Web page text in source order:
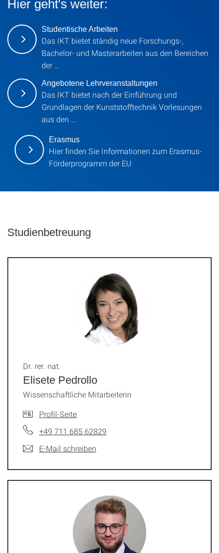
Hier geht's weiter:
Studentische Arbeiten
Das IKT bietet ständig neue Forschungs-,
Bachelor- und Masterarbeiten aus den Bereichen
der …
Angebotene Lehrveranstaltungen
Das IKT bietet nach der Einführung und
Grundlagen der Kunststofftechnik Vorlesungen
aus den …
Erasmus
Hier finden Sie Informationen zum Erasmus-
Förderprogramm der EU
Studienbetreuung
Elisete Pedrollo
Dr. rer. nat.
Wissenschaftliche Mitarbeiterin
Profil-Seite
+49 711 685 62829
E-Mail schreiben